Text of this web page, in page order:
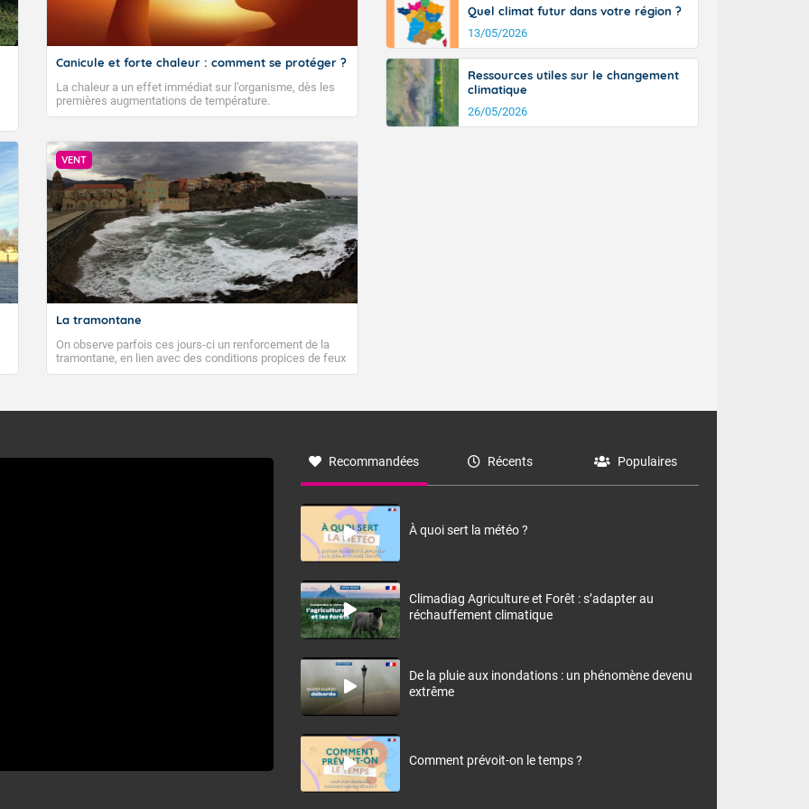
Canicule et forte chaleur : comment se protéger ?
La chaleur a un effet immédiat sur l’organisme, dès les
premières augmentations de température.
VENT
La tramontane
On observe parfois ces jours-ci un renforcement de la
tramontane, en lien avec des conditions propices de feux
de forêt. Mais qu'est-ce que la tramontane ? Quelles sont
à nord-ouest, dans un secteur qui part du Roussillon à la
monts, en allusion aux régions montagneuses d’où
Quel climat futur dans votre région ?
13/05/2026
Ressources utiles sur le changement
climatique
26/05/2026
Recommandées Récents Populaires
À quoi sert la météo ?
Climadiag Agriculture et Forêt : s’adapter au
réchauffement climatique
De la pluie aux inondations : un phénomène devenu
extrême
Comment prévoit-on le temps ?